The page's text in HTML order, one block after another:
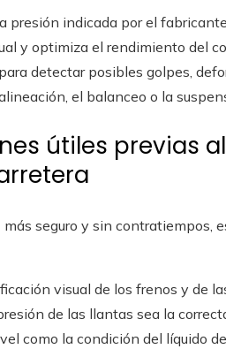
presión indicada por el
y optimiza el rendimiento del
detectar posibles golpes,
el balanceo o la
útiles previas
seguro y sin contratiempos,
visual de los frenos y de
de las llantas sea la
como la condición del líquido